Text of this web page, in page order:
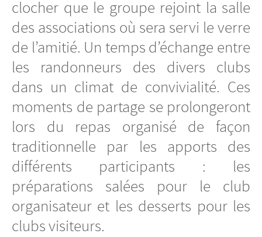
clocher que le groupe rejoint la salle
des associations où sera servi le verre
de l’amitié. Un temps d’échange entre
les randonneurs des divers clubs
dans un climat de convivialité. Ces
moments de partage se prolongeront
lors du repas organisé de façon
traditionnelle par les apports des
différents participants : les
préparations salées pour le club
organisateur et les desserts pour les
clubs visiteurs.